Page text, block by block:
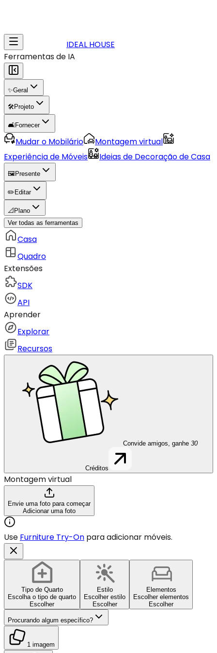
IDEAL HOUSE
Ferramentas de IA
✨Geral
🛠️Projeto
🛋️Fornecer
Mudar o Mobilário
Montagem virtual
Experiência de Móveis
Ideias de Decoração de Casa
🖼️ Presente
✏️ Editar
📐 Plano
Ver todas as ferramentas
Casa
Quadro
Extensões
SDK
API
Aprender
Explorar
Recursos
Convide amigos, ganhe 30
Créditos
Montagem virtual
Envie uma foto para começar
Adicionar uma foto
Use Furniture Try-On para adicionar móveis.
Tipo de Quarto
Escolha o tipo de quarto
Escolher
Estilo
Escolher estilo
Escolher
Elementos
Escolher elementos
Escolher
Procurando algum específico?
1 imagem